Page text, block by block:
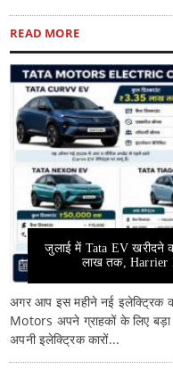
READ MORE
जुलाई में Tata EV खरीदने
लाख तक, Harrier
अगर आप इस महीने नई इलेक्ट्रिक
Motors अपने ग्राहकों के लिए
अपनी इलेक्ट्रिक कारों...